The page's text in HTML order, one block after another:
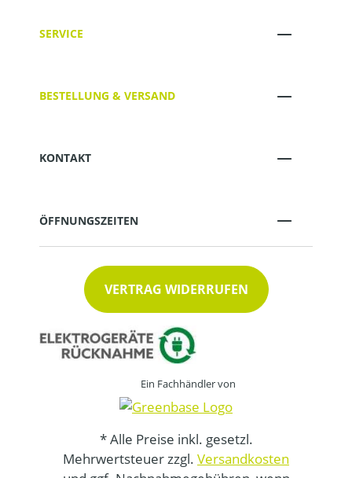
SERVICE
BESTELLUNG & VERSAND
KONTAKT
ÖFFNUNGSZEITEN
VERTRAG WIDERRUFEN
Ein Fachhändler von
* Alle Preise inkl. gesetzl.
Mehrwertsteuer zzgl. Versandkosten